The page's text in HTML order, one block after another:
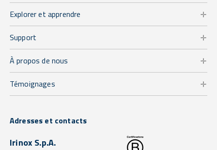
Explorer et apprendre
Support
À propos de nous
Témoignages
Adresses et contacts
Irinox S.p.A.